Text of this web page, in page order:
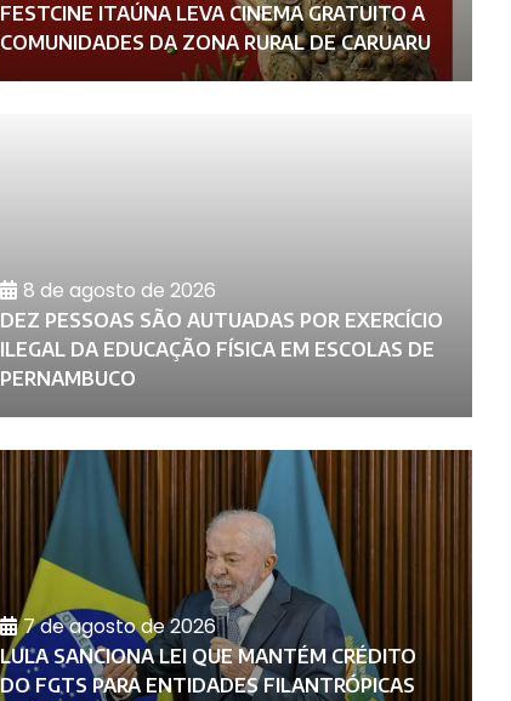
FESTCINE ITAÚNA LEVA CINEMA GRATUITO A
COMUNIDADES DA ZONA RURAL DE CARUARU
8 de agosto de 2026
DEZ PESSOAS SÃO AUTUADAS POR EXERCÍCIO
ILEGAL DA EDUCAÇÃO FÍSICA EM ESCOLAS DE
PERNAMBUCO
7 de agosto de 2026
LULA SANCIONA LEI QUE MANTÉM CRÉDITO
DO FGTS PARA ENTIDADES FILANTRÓPICAS